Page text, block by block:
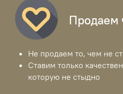
Продаем
Не продаем то, чем не
Ставим только
которую не стыдно